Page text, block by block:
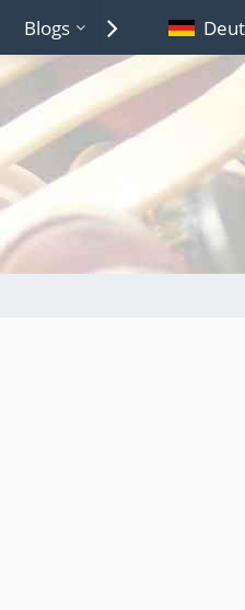
Blogs Lexikon